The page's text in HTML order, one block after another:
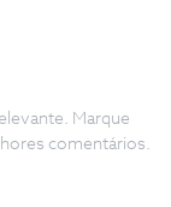
Marque
comentários.